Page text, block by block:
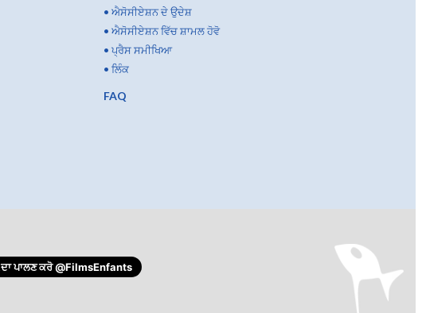
• ਐਸੋਸੀਏਸ਼ਨ ਦੇ ਉਦੇਸ਼
• ਐਸੋਸੀਏਸ਼ਨ ਵਿੱਚ ਸ਼ਾਮਲ ਹੋਵੋ
• ਪ੍ਰੈਸ ਸਮੀਖਿਆ
• ਲਿੰਕ
FAQ
ਦਾ ਪਾਲਣ ਕਰੋ@FilmsEnfants